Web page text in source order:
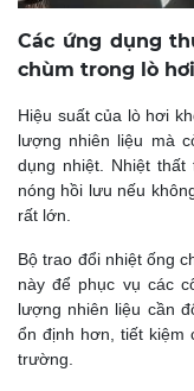
Các ứng dụng
chùm trong lò hơi
Hiệu suất của lò hơi
lượng nhiên liệu mà
dụng nhiệt. Nhiệt
nóng hồi lưu nếu
rất lớn.
Bộ trao đổi nhiệt ống
này để phục vụ các
lượng nhiên liệu cần
ổn định hơn, tiết kiệm
trường.